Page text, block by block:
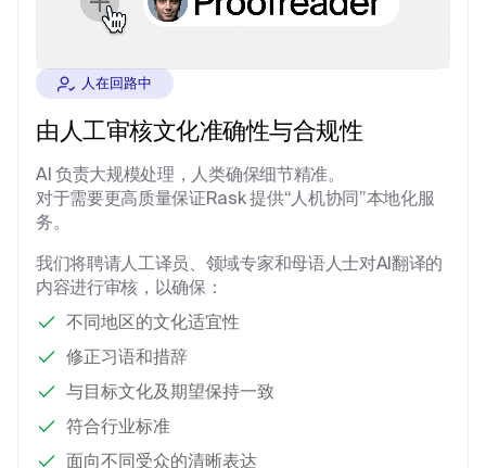
人在回路中
由人工审核文化准确性与合规性
AI 负责大规模处理，人类确保细节精准。
对于需要更高质量保证Rask 提供“人机协同”本地化服
务。
我们将聘请人工译员、领域专家和母语人士对AI翻译的
内容进行审核，以确保：
不同地区的文化适宜性
修正习语和措辞
与目标文化及期望保持一致
符合行业标准
面向不同受众的清晰表达